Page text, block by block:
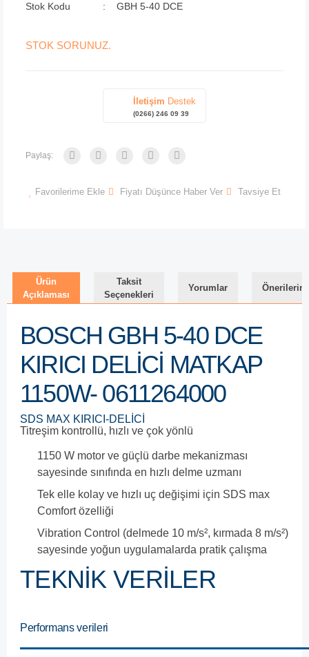
Stok Kodu
GBH 5-40 DCE
STOK SORUNUZ.
İletişim Destek
(0266) 246 09 39
Paylaş:
Favorilerime Ekle Fiyatı Düşünce Haber Ver Tavsiye Et
Ürün
Açıklaması
Taksit
Seçenekleri
Yorumlar
BOSCH GBH 5-40 DCE
KIRICI DELICI MATKAP
1150W- 0611264000
SDS MAX KIRICI-DELİCİ
Titreşim kontrollü, hızlı ve çok yönlü
1150 W motor ve güçlü darbe mekanizması
sayesinde sınıfında en hızlı delme uzmanı
Tek elle kolay ve hızlı uç değişimi için SDS max
Comfort özelliği
Vibration Control (delmede 10 m/s², kırmada 8 m/s²)
sayesinde yoğun uygulamalarda pratik çalışma
TEKNİK VERİLER
Performans verileri